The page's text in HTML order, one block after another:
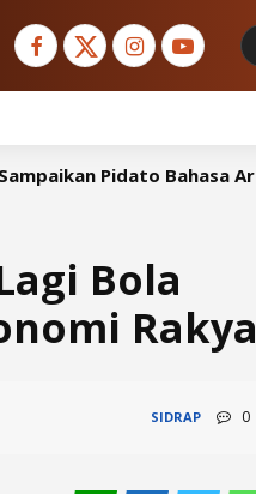
Bahasa Arab di
Bola
SIDRAP 0